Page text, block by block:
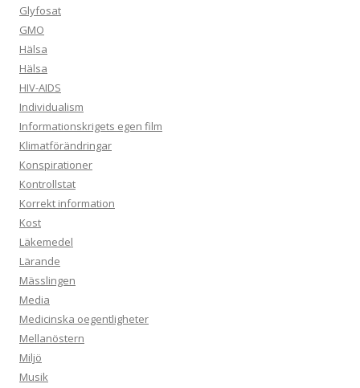
Glyfosat
GMO
Hälsa
Hälsa
HIV-AIDS
Individualism
Informationskrigets egen film
Klimatförändringar
Konspirationer
Kontrollstat
Korrekt information
Kost
Läkemedel
Lärande
Mässlingen
Media
Medicinska oegentligheter
Mellanöstern
Miljö
Musik